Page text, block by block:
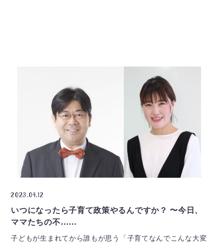
2023.04.12
いつになったら子育て政策やるんですか？ 〜今日、
ママたちの不……
子どもが生まれてから誰もが思う「子育てなんでこんな大変